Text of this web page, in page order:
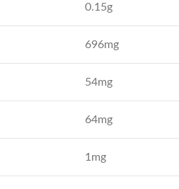
0.15g
696mg
54mg
64mg
1mg